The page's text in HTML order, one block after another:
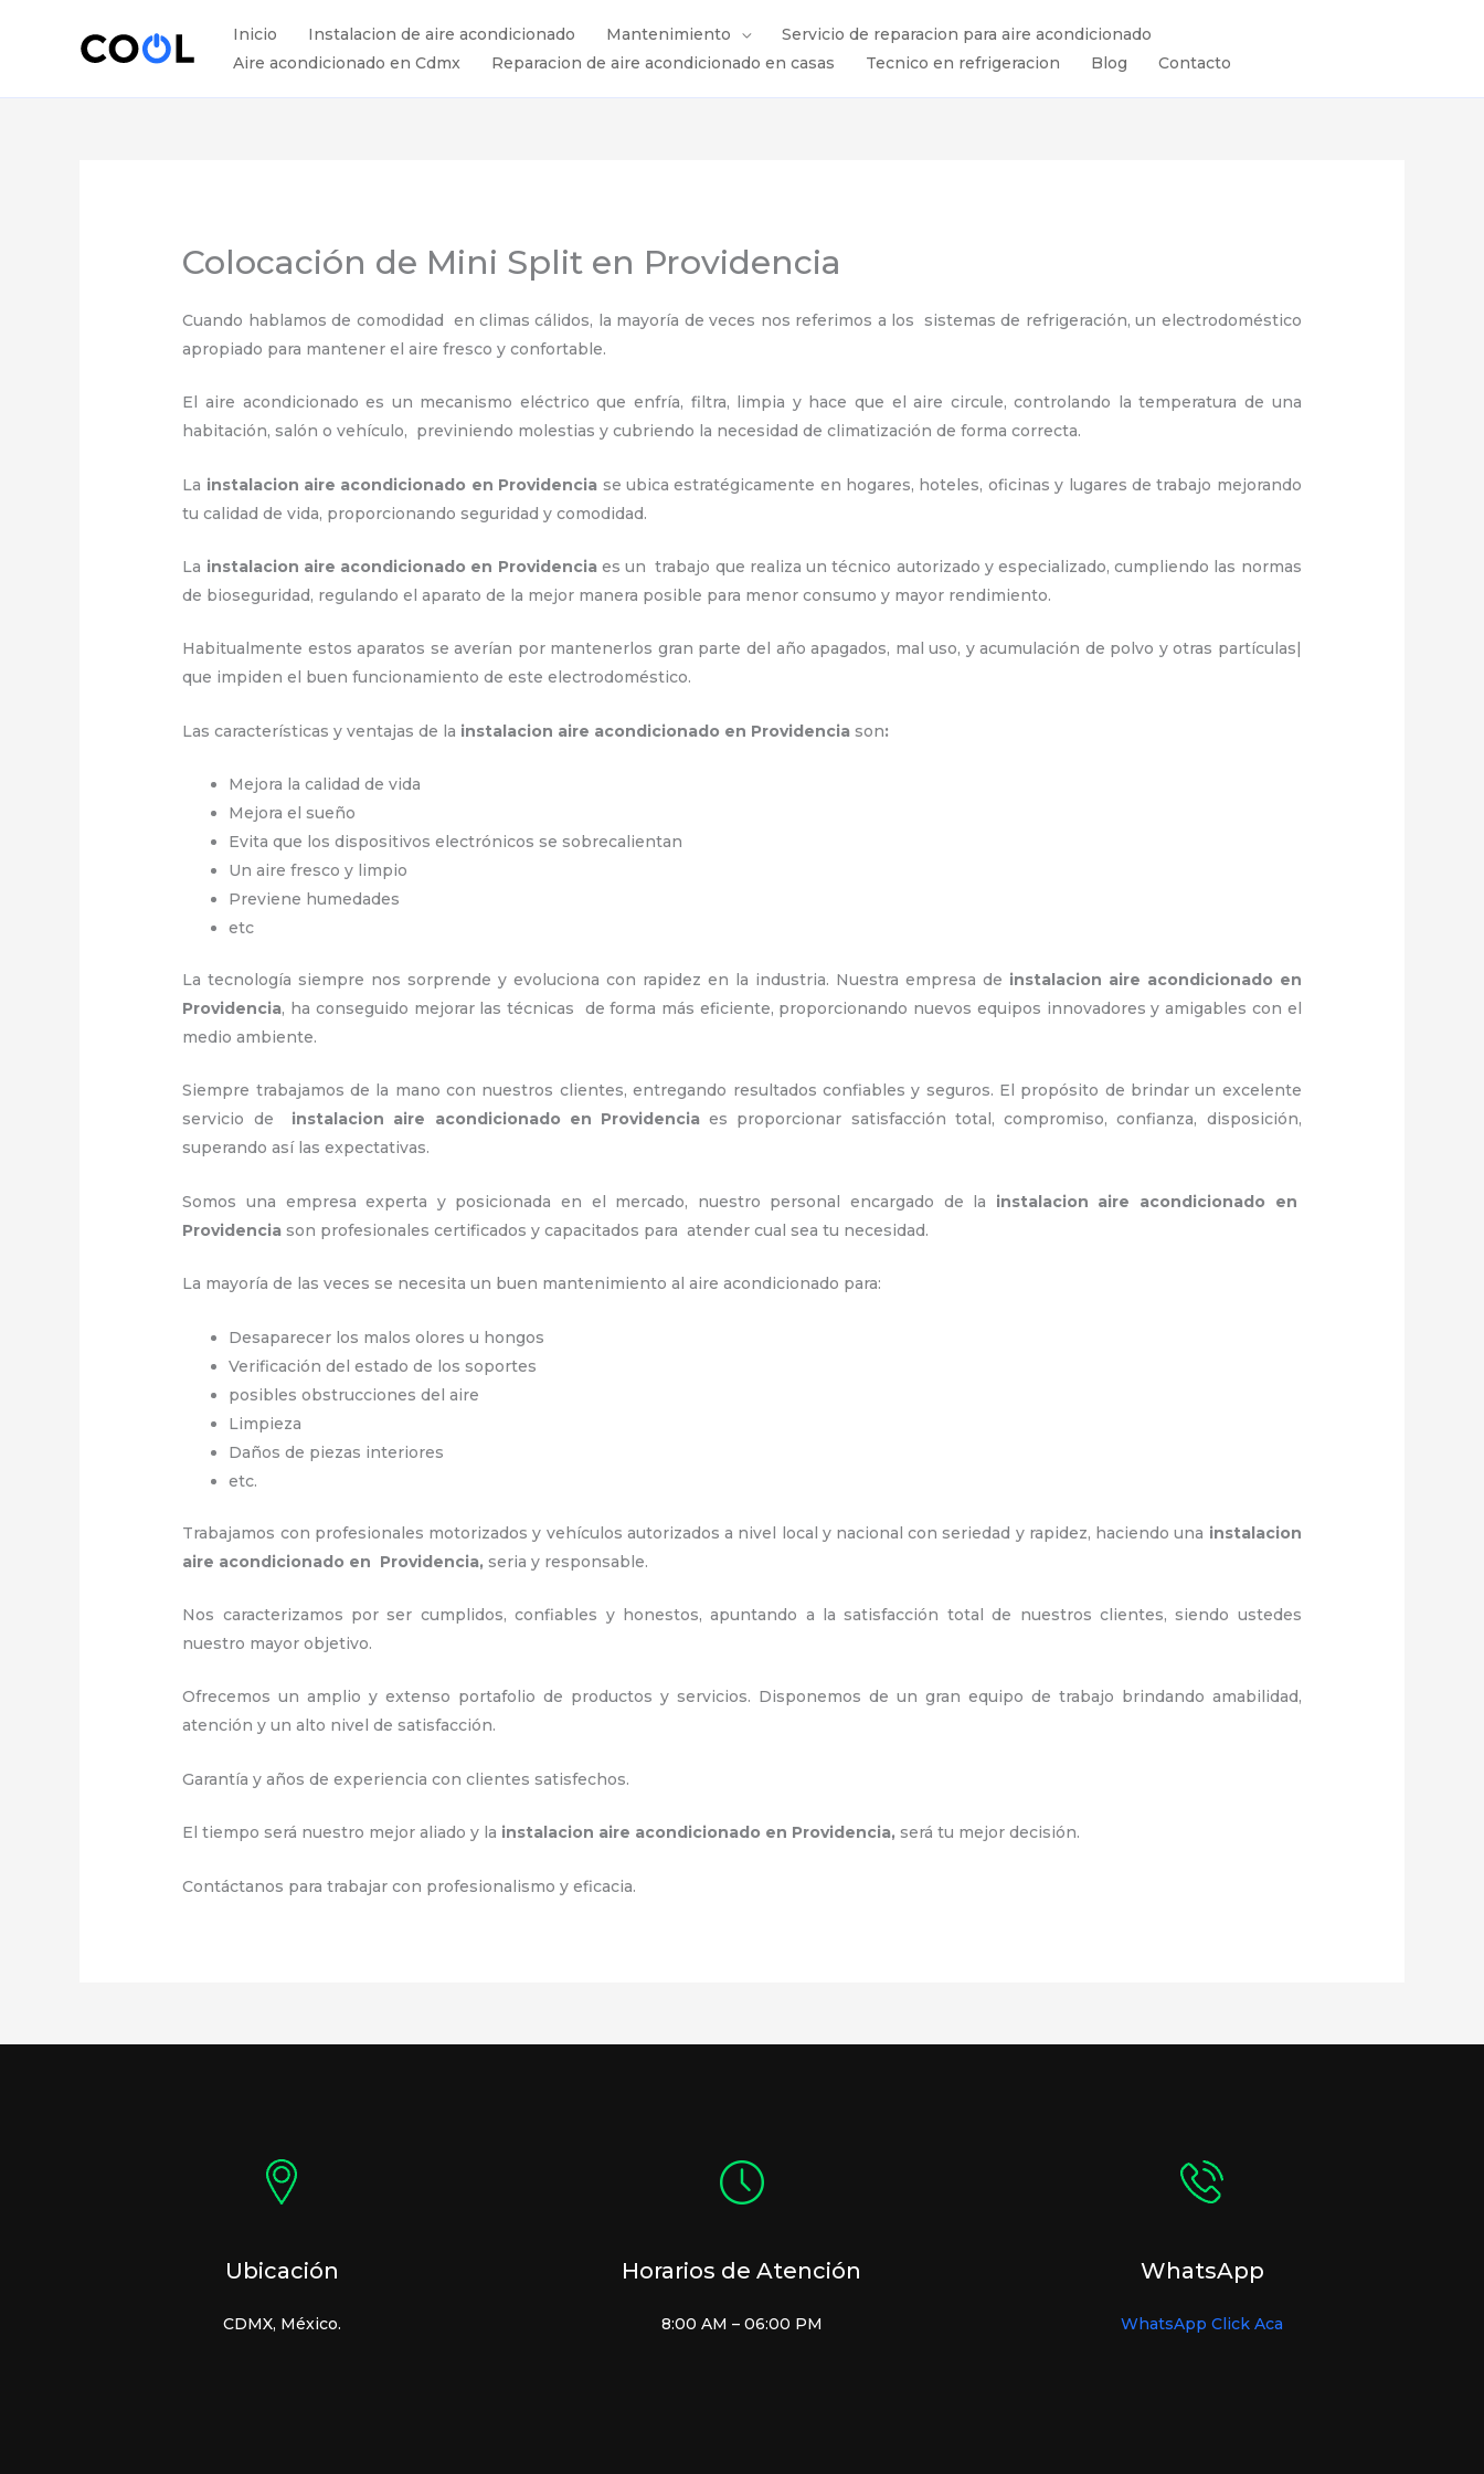
Inicio Instalacion de aire acondicionado Mantenimiento
Servicio de reparacion para aire acondicionado
Aire acondicionado en Cdmx
Reparacion de aire acondicionado en casas Tecnico en refrigeracion Blog Contacto
Colocación de Mini Split en Providencia
Cuando hablamos de comodidad en climas cálidos, la mayoría de veces nos referimos a los sistemas de refrigeración, un electrodoméstico
apropiado para mantener el aire fresco y confortable.
El aire acondicionado es un mecanismo eléctrico que enfría, filtra, limpia y hace que el aire circule, controlando la temperatura de una
habitación, salón o vehículo, previniendo molestias y cubriendo la necesidad de climatización de forma correcta.
La instalacion aire acondicionado en Providencia se ubica estratégicamente en hogares, hoteles, oficinas y lugares de trabajo mejorando
tu calidad de vida, proporcionando seguridad y comodidad.
La instalacion aire acondicionado en Providencia es un trabajo que realiza un técnico autorizado y especializado, cumpliendo las normas
de bioseguridad, regulando el aparato de la mejor manera posible para menor consumo y mayor rendimiento.
Habitualmente estos aparatos se averían por mantenerlos gran parte del año apagados, mal uso, y acumulación de polvo y otras partículas|
que impiden el buen funcionamiento de este electrodoméstico.
Las características y ventajas de la instalacion aire acondicionado en Providenciason:
Mejora la calidad de vida
Mejora el sueño
Evita que los dispositivos electrónicos se sobrecalientan
Un aire fresco y limpio
Previene humedades
etc
La tecnología siempre nos sorprende y evoluciona con rapidez en la industria. Nuestra empresa de instalacion aire acondicionado en
Providencia, ha conseguido mejorar las técnicas de forma más eficiente, proporcionando nuevos equipos innovadores y amigables con el
medio ambiente.
Siempre trabajamos de la mano con nuestros clientes, entregando resultados confiables y seguros. El propósito de brindar un excelente
servicio de instalacion aire acondicionado en Providencia es proporcionar satisfacción total, compromiso, confianza, disposición,
superando así las expectativas.
Somos una empresa experta y posicionada en el mercado, nuestro personal encargado de la instalacion aire acondicionado en
Providencia son profesionales certificados y capacitados para atender cual sea tu necesidad.
La mayoría de las veces se necesita un buen mantenimiento al aire acondicionado para:
Desaparecer los malos olores u hongos
Verificación del estado de los soportes
posibles obstrucciones del aire
Limpieza
Daños de piezas interiores
etc.
Trabajamos con profesionales motorizados y vehículos autorizados a nivel local y nacional con seriedad y rapidez, haciendo una instalacion
aire acondicionado en Providencia,seria y responsable.
Nos caracterizamos por ser cumplidos, confiables y honestos, apuntando a la satisfacción total de nuestros clientes, siendo ustedes
nuestro mayor objetivo.
Ofrecemos un amplio y extenso portafolio de productos y servicios. Disponemos de un gran equipo de trabajo brindando amabilidad,
atención y un alto nivel de satisfacción.
Garantía y años de experiencia con clientes satisfechos.
El tiempo será nuestro mejor aliado y la instalacion aire acondicionado en Providencia,será tu mejor decisión.
Contáctanos para trabajar con profesionalismo y eficacia.
Ubicación
CDMX, México.
Horarios de Atención
8:00 AM – 06:00 PM
WhatsApp
WhatsApp Click Aca